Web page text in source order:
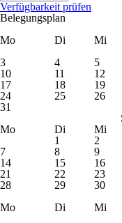
Verfügbarkeit prüfen
Belegungsplan
Mo
Di Mi
3
4 5
10
11 12
17
18 19
24
25 26
31
Mo
Di Mi
1
2
7
8 9
14
15 16
21
22 23
28
29
30
Mo
Di Mi